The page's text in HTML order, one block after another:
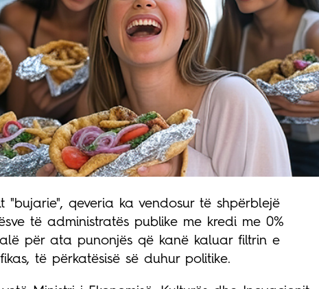
"bujarie", qeveria ka vendosur të shpërblejë
të administratës publike me kredi me 0%
për ata punonjës që kanë kaluar filtrin e
të përkatësisë së duhur politike.